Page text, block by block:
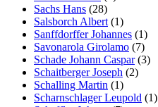
Sachs Hans (28)
Salsborch Albert (1)
Sanffdorffer Johannes (1)
Savonarola Girolamo (7)
Schade Johann Caspar(3)
Schaitberger Joseph (2)
Schalling Martin (1)
Scharnschlager Leupold (1)